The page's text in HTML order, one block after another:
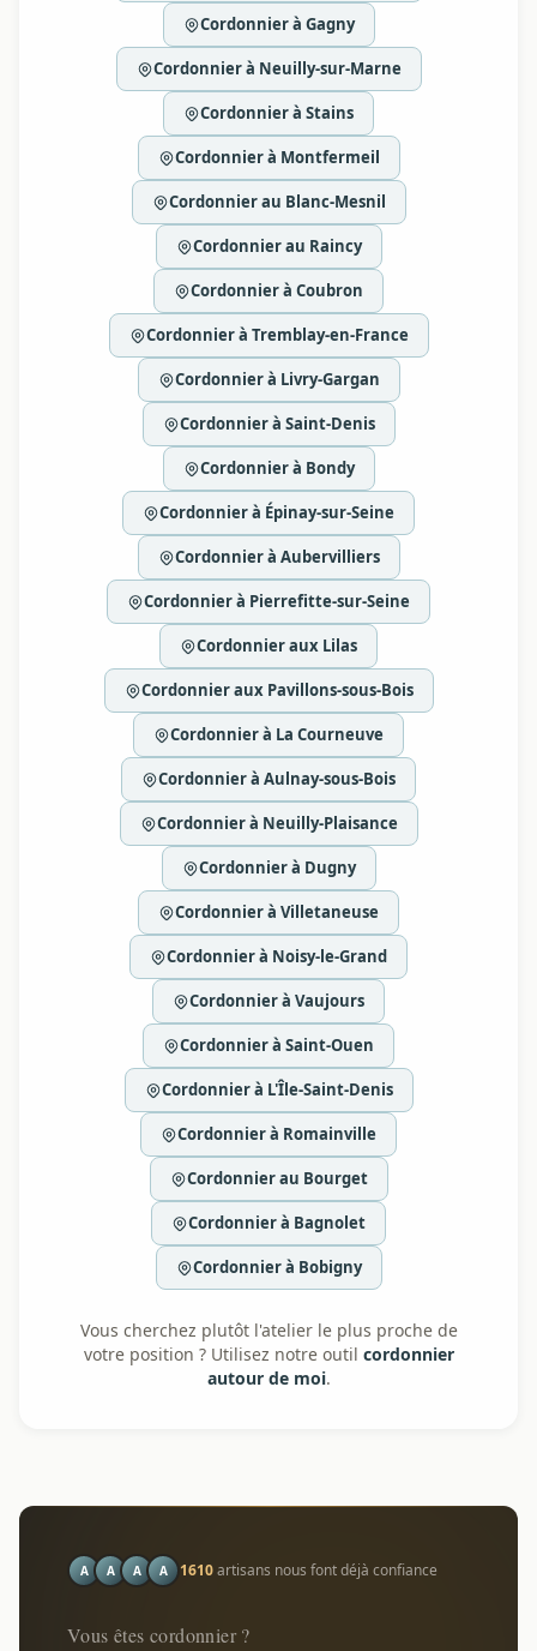
Cordonnier à Gagny
Cordonnier à Neuilly-sur-Marne
Cordonnier à Stains
Cordonnier à Montfermeil
Cordonnier au Blanc-Mesnil
Cordonnier au Raincy
Cordonnier à Coubron
Cordonnier à Tremblay-en-France
Cordonnier à Livry-Gargan
Cordonnier à Saint-Denis
Cordonnier à Bondy
Cordonnier à Épinay-sur-Seine
Cordonnier à Aubervilliers
Cordonnier à Pierrefitte-sur-Seine
Cordonnier aux Lilas
Cordonnier aux Pavillons-sous-Bois
Cordonnier à La Courneuve
Cordonnier à Aulnay-sous-Bois
Cordonnier à Neuilly-Plaisance
Cordonnier à Dugny
Cordonnier à Villetaneuse
Cordonnier à Noisy-le-Grand
Cordonnier à Vaujours
Cordonnier à Saint-Ouen
Cordonnier à L'Île-Saint-Denis
Cordonnier à Romainville
Cordonnier au Bourget
Cordonnier à Bagnolet
Cordonnier à Bobigny
Vous cherchez plutôt l'atelier le plus proche de
votre position ? Utilisez notre outil cordonnier
autour de moi.
A A A A 1610artisans nous font déjà confiance
Vous êtes cordonnier ?